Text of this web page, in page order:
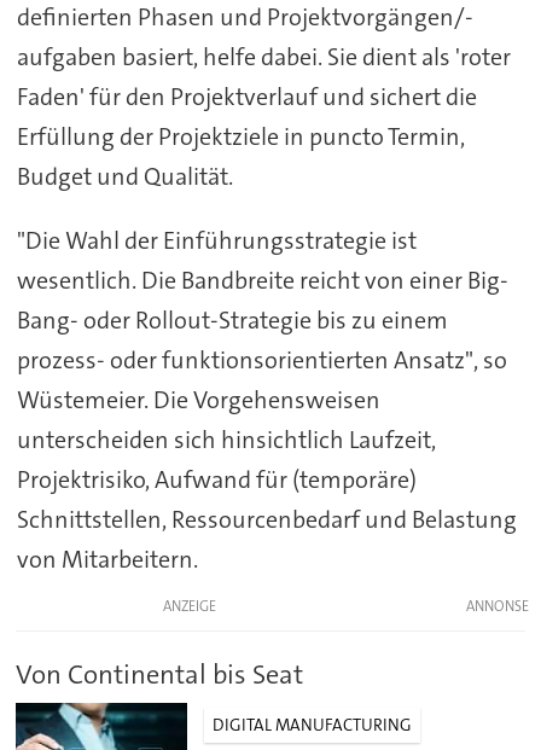
definierten Phasen und Projektvorgängen/-
aufgaben basiert, helfe dabei. Sie dient als 'roter
Faden' für den Projektverlauf und sichert die
Erfüllung der Projektziele in puncto Termin,
Budget und Qualität.
"Die Wahl der Einführungsstrategie ist
wesentlich. Die Bandbreite reicht von einer Big-
Bang- oder Rollout-Strategie bis zu einem
prozess- oder funktionsorientierten Ansatz", so
Wüstemeier. Die Vorgehensweisen
unterscheiden sich hinsichtlich Laufzeit,
Projektrisiko, Aufwand für (temporäre)
Schnittstellen, Ressourcenbedarf und Belastung
von Mitarbeitern.
ANZEIGE
Von Continental bis Seat
DIGITAL MANUFACTURING